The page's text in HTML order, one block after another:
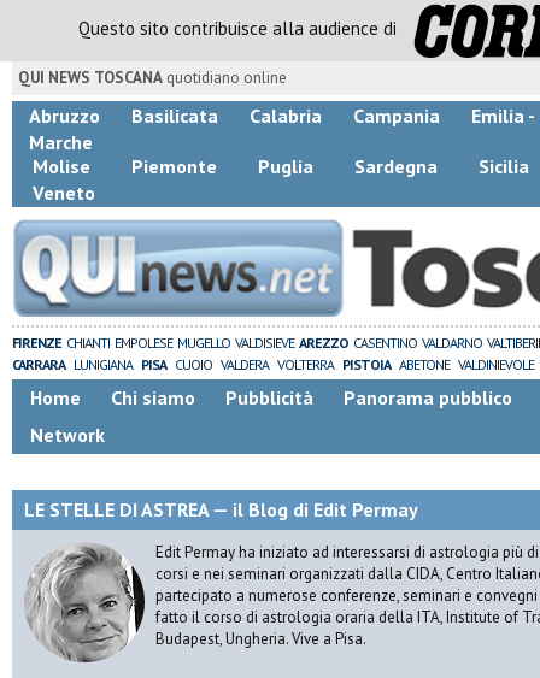
Questo sito contribuisce alla audience di
QUI NEWS TOSCANA quotidiano online
Abruzzo Basilicata Calabria Campania
Emilia -
Marche
Molise
Piemonte Puglia Sardegna
Sicilia
Veneto
FIRENZE CHIANTI EMPOLESE MUGELLO VALDISIEVE AREZZO CASENTINO VALDARNO
CARRARA LUNIGIANA PISA CUOIO VALDERA VOLTERRA PISTOIA ABETONE VALDINIEVOLE
Home Chi siamo Pubblicità
Panorama pubblico
Network
LE STELLE DI ASTREA — il Blog di Edit Permay
Edit Permay ha iniziato ad interessarsi di astrologia più
corsi e nei seminari organizzati dalla CIDA, Centro
partecipato a numerose conferenze, seminari e
fatto il corso di astrologia oraria della ITA, Institute of
Budapest, Ungheria. Vive a Pisa.